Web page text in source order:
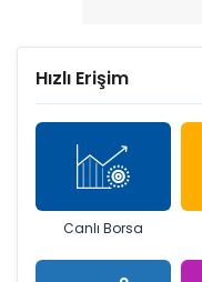
Hızlı Erişim
Canlı Borsa